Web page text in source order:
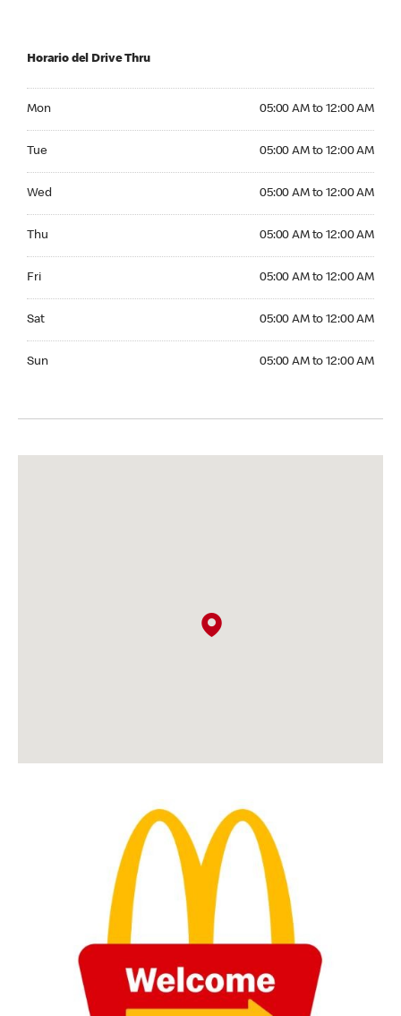
Horario del Drive Thru
Mon 05:00 AM to 12:00 AM
Tue 05:00 AM to 12:00 AM
Wed 05:00 AM to 12:00 AM
Thu 05:00 AM to 12:00 AM
Fri 05:00 AM to 12:00 AM
Sat 05:00 AM to 12:00 AM
Sun 05:00 AM to 12:00 AM